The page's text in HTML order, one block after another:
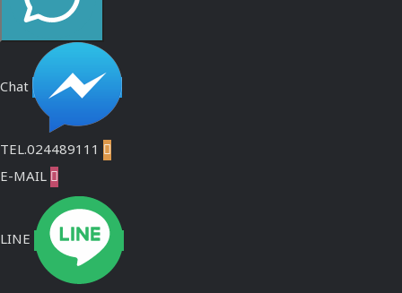
Chat
TEL.024489111 
E-MAIL 
LINE